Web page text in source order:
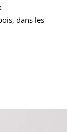
dans les